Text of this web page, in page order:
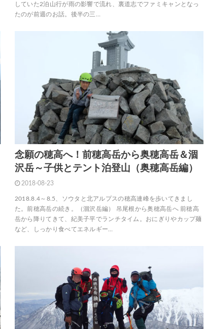
していた2泊山行が雨の影響で流れ、裏道志でファミキャンとなっ
たのが前週のお話。後半の三…
念願の穂高へ！前穂高岳から奥穂高岳＆涸
沢岳～子供とテント泊登山（奥穂高岳編）
2018-08-23
2018.8.4～8.5、ソウタと北アルプスの穂高連峰を歩いてきまし
た。前穂高岳の続き。（涸沢岳編） 吊尾根から奥穂高岳へ 前穂高
岳から降りてきて、紀美子平でランチタイム。おにぎりやカップ麺
など、しっかり食べてエネルギー…